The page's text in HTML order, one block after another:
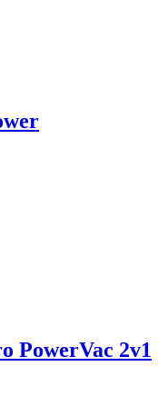
PowerVac 2v1